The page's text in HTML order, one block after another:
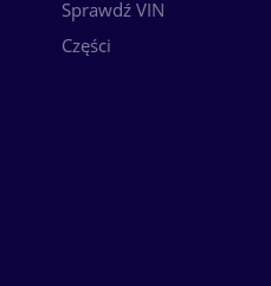
Sprawdź VIN
Części